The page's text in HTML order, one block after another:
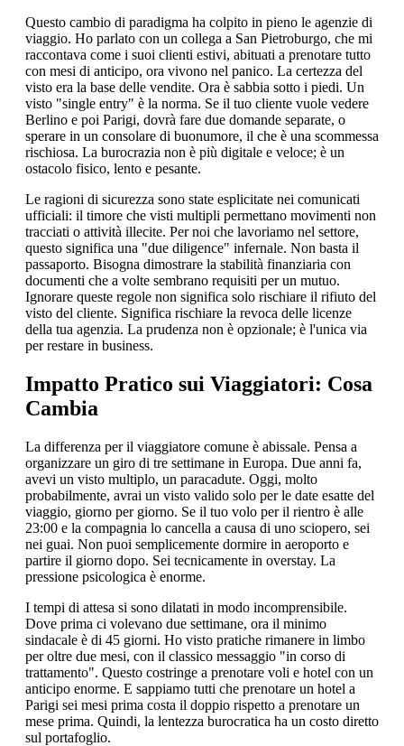
Questo cambio di paradigma ha colpito in pieno le agenzie di
viaggio. Ho parlato con un collega a San Pietroburgo, che mi
raccontava come i suoi clienti estivi, abituati a prenotare tutto
con mesi di anticipo, ora vivono nel panico. La certezza del
visto era la base delle vendite. Ora è sabbia sotto i piedi. Un
visto "single entry" è la norma. Se il tuo cliente vuole vedere
Berlino e poi Parigi, dovrà fare due domande separate, o
sperare in un consolare di buonumore, il che è una scommessa
rischiosa. La burocrazia non è più digitale e veloce; è un
ostacolo fisico, lento e pesante.
Le ragioni di sicurezza sono state esplicitate nei comunicati
ufficiali: il timore che visti multipli permettano movimenti non
tracciati o attività illecite. Per noi che lavoriamo nel settore,
questo significa una "due diligence" infernale. Non basta il
passaporto. Bisogna dimostrare la stabilità finanziaria con
documenti che a volte sembrano requisiti per un mutuo.
Ignorare queste regole non significa solo rischiare il rifiuto del
visto del cliente. Significa rischiare la revoca delle licenze
della tua agenzia. La prudenza non è opzionale; è l'unica via
per restare in business.
Impatto Pratico sui Viaggiatori: Cosa
Cambia
La differenza per il viaggiatore comune è abissale. Pensa a
organizzare un giro di tre settimane in Europa. Due anni fa,
avevi un visto multiplo, un paracadute. Oggi, molto
probabilmente, avrai un visto valido solo per le date esatte del
viaggio, giorno per giorno. Se il tuo volo per il rientro è alle
23:00 e la compagnia lo cancella a causa di uno sciopero, sei
nei guai. Non puoi semplicemente dormire in aeroporto e
partire il giorno dopo. Sei tecnicamente in overstay. La
pressione psicologica è enorme.
I tempi di attesa si sono dilatati in modo incomprensibile.
Dove prima ci volevano due settimane, ora il minimo
sindacale è di 45 giorni. Ho visto pratiche rimanere in limbo
per oltre due mesi, con il classico messaggio "in corso di
trattamento". Questo costringe a prenotare voli e hotel con un
anticipo enorme. E sappiamo tutti che prenotare un hotel a
Parigi sei mesi prima costa il doppio rispetto a prenotare un
mese prima. Quindi, la lentezza burocratica ha un costo diretto
sul portafoglio.